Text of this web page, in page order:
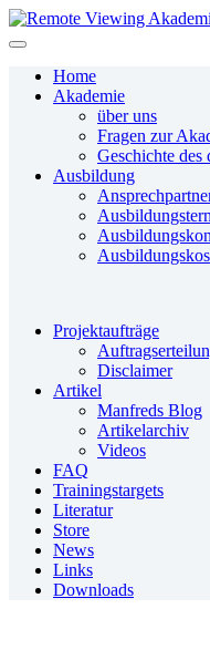
Home
Akademie
über uns
Fragen zur
Geschichte
Ausbildung
Projektaufträge
Disclaimer
Artikel
Manfreds Blog
Artikelarchiv
Videos
FAQ
Trainingstargets
Literatur
Store
News
Links
Downloads